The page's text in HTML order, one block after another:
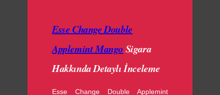
Esse Change Double
Applemint Mango Sigara
Hakkında Detaylı İnceleme
Esse Change Double Applemint